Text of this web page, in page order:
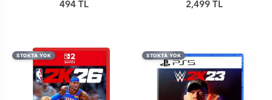
494 TL 2,499 TL
STOKTA YOK STOKTA YOK